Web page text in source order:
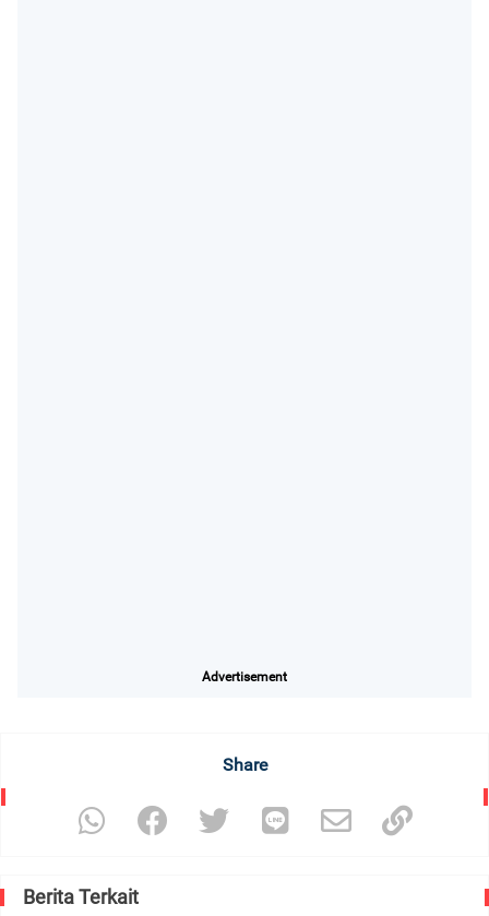
Advertisement
Share
Berita Terkait